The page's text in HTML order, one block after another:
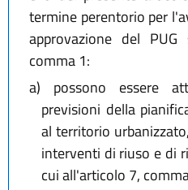
termine perentorio per
approvazione del
comma 1:
a) possono essere
previsioni della
al territorio
interventi di riuso e di
cui all'articolo 7,